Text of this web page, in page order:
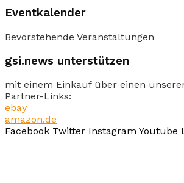
Eventkalender
Bevorstehende Veranstaltungen
gsi.news unterstützen
mit einem Einkauf über einen
Partner-Links:
ebay
amazon.de
Facebook Twitter Instagram Youtube